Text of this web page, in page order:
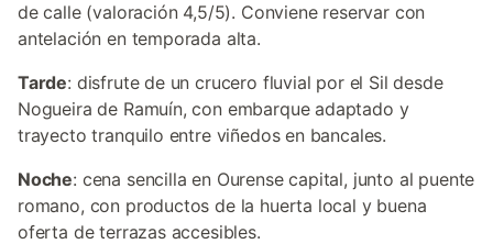
de calle (valoración 4,5/5). Conviene reservar con
antelación en temporada alta.
Tarde: disfrute de un crucero fluvial por el Sil desde
Nogueira de Ramuín, con embarque adaptado y
trayecto tranquilo entre viñedos en bancales.
Noche: cena sencilla en Ourense capital, junto al puente
romano, con productos de la huerta local y buena
oferta de terrazas accesibles.